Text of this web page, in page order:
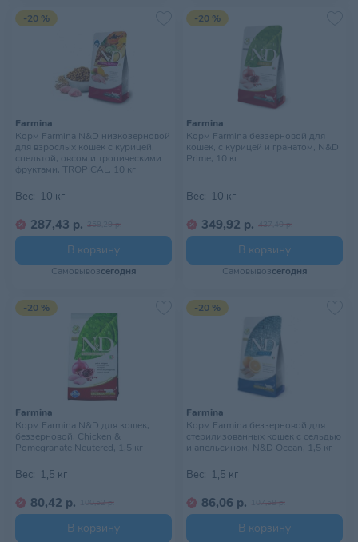
-20 %
Farmina
Корм Farmina N&D низкозерновой
для взрослых кошек с курицей,
спельтой, овсом и тропическими
фруктами, TROPICAL, 10 кг
Вес: 10 кг
287,43 р. 359,29 р.
В корзину
Самовывозсегодня
-20 %
Farmina
Корм Farmina беззерновой для
кошек, с курицей и гранатом, N&D
Prime, 10 кг
Вес: 10 кг
349,92 р. 437,40 р.
В корзину
Самовывозсегодня
-20 %
Farmina
Корм Farmina N&D для кошек,
беззерновой, Chicken &
Pomegranate Neutered, 1,5 кг
Вес: 1,5 кг
80,42 р. 100,52 р.
В корзину
-20 %
Farmina
Корм Farmina беззерновой для
стерилизованных кошек с сельдью
и апельсином, N&D Ocean, 1,5 кг
Вес: 1,5 кг
86,06 р. 107,58 р.
В корзину